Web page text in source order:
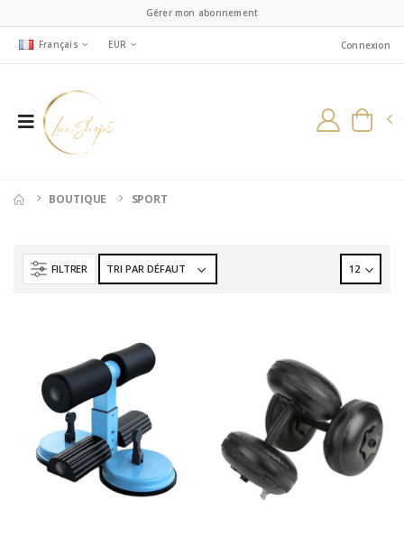
Gérer mon abonnement
Français EUR Connexion
BOUTIQUE SPORT
FILTRER